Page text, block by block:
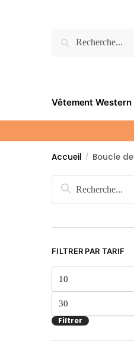
Vêtement Western
Accueil / Boucle
FILTRER PAR TARIF
Filtrer